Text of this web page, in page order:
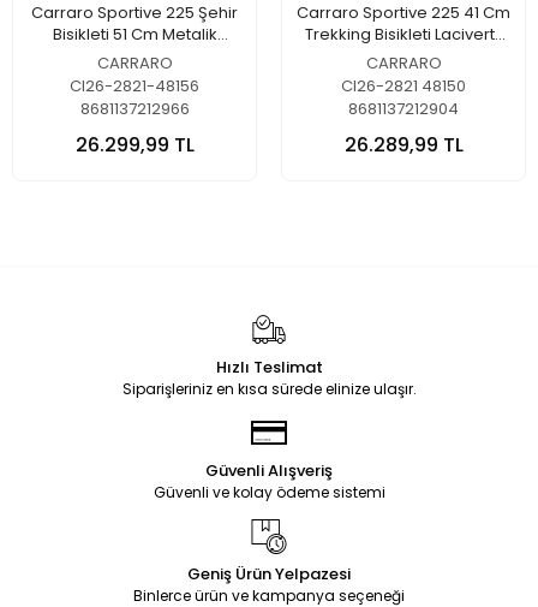
Carraro Sportive 225 Şehir
Bisikleti 51 Cm Metalik
Lacivert-Gümüş
CARRARO
CI26-2821-48156
8681137212966
26.299,99 TL
Carraro Sportive 225 41 Cm
Trekking Bisikleti Lacivert-
Gümüş
CARRARO
CI26-2821 48150
8681137212904
26.289,99 TL
Hızlı Teslimat
Siparişleriniz en kısa sürede elinize ulaşır.
Güvenli Alışveriş
Güvenli ve kolay ödeme sistemi
Geniş Ürün Yelpazesi
Binlerce ürün ve kampanya seçeneği